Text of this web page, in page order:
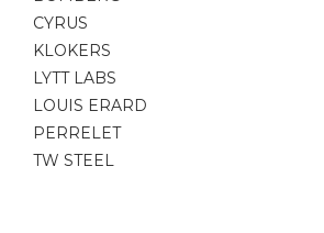
CYRUS
KLOKERS
LYTT LABS
LOUIS ERARD
PERRELET
TW STEEL